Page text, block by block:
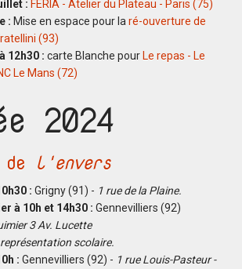
: FERIA - Atelier du Plateau - Paris (75)
: Mise en espace pour la ré-ouverture de
(93)
12h30 : carte Blanche pour Le repas - Le
Le Mans (72)
2024
l'envers
: Grigny (91) - 1 rue de la Plaine.
à 10h et 14h30 : Gennevilliers (92)
3 Av. Lucette
représentation scolaire.
: Gennevilliers (92) - 1 rue Louis-Pasteur -